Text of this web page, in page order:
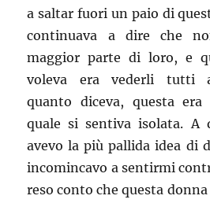
a saltar fuori un paio di
continuava a dire che
maggior parte di loro, e
voleva era vederli tutti
quanto diceva, questa
quale si sentiva isolata. A
avevo la più pallida idea di
incomincavo a sentirmi
reso conto che questa